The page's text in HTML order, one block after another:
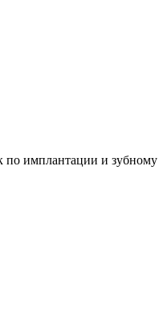
по имплантации и зубному